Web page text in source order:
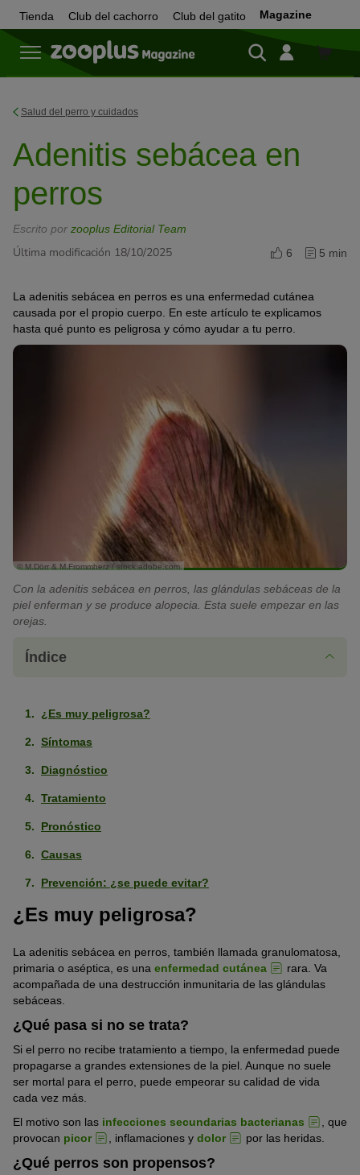
Tienda Club del cachorro Club del gatito Magazine
Tienda
Salud del perro y cuidados
Adenitis sebácea en
perros
Escrito por zooplus Editorial Team
Última modificación 18/10/2025 6 5 min
La adenitis sebácea en perros es una enfermedad cutánea
causada por el propio cuerpo. En este artículo te explicamos
hasta qué punto es peligrosa y cómo ayudar a tu perro.
© M.Dörr & M.Frommherz / stock.adobe.com
Con la adenitis sebácea en perros, las glándulas sebáceas de la
piel enferman y se produce alopecia. Esta suele empezar en las
orejas.
Índice
¿Es muy peligrosa?
Síntomas
Diagnóstico
Tratamiento
Pronóstico
Causas
Prevención: ¿se puede evitar?
¿Es muy peligrosa?
La adenitis sebácea en perros, también llamada granulomatosa,
primaria o aséptica, es una enfermedad cutánea
rara. Va
acompañada de una destrucción inmunitaria de las glándulas
sebáceas.
¿Qué pasa si no se trata?
Si el perro no recibe tratamiento a tiempo, la enfermedad puede
propagarse a grandes extensiones de la piel. Aunque no suele
ser mortal para el perro, puede empeorar su calidad de vida
cada vez más.
El motivo son las infecciones secundarias bacterianas
, que
provocan picor , inflamaciones y dolor por las heridas.
¿Qué perros son propensos?